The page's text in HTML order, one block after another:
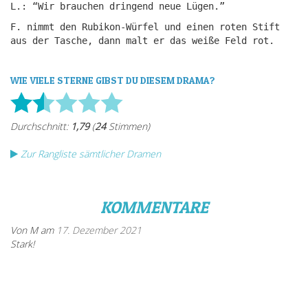
L.: “Wir brauchen dringend neue Lügen.”
F. nimmt den Rubikon-Würfel und einen roten Stift
aus der Tasche, dann malt er das weiße Feld rot.
WIE VIELE STERNE GIBST DU DIESEM DRAMA?
Zur Rangliste sämtlicher Dramen
KOMMENTARE
Von M am 17. Dezember 2021
Stark!